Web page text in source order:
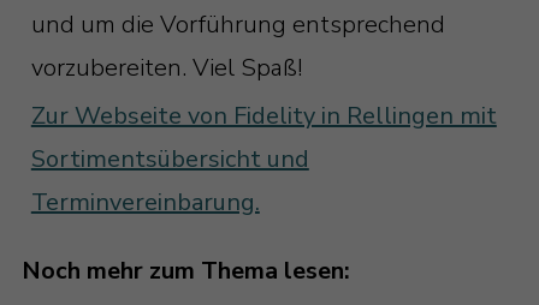
und um die Vorführung entsprechend
vorzubereiten. Viel Spaß!
Zur Webseite von Fidelity in Rellingen mit
Sortimentsübersicht und
Terminvereinbarung.
Noch mehr zum Thema lesen: